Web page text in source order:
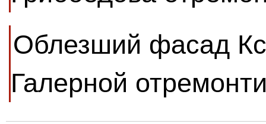
Облезший фасад
Галерной